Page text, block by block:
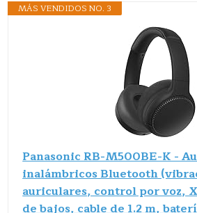
MÁS VENDIDOS NO. 3
Panasonic RB-M500BE-K -
inalámbricos Bluetooth
auriculares, control por voz,
de bajos, cable de 1.2 m,